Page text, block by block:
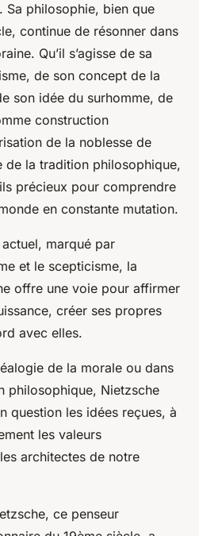
Sa philosophie, bien que
continue de résonner dans
Qu’il s’agisse de sa
de son concept de la
son idée du surhomme, de
construction
de la noblesse de
de la tradition philosophique,
précieux pour comprendre
en constante mutation.
marqué par
et le scepticisme, la
offre une voie pour affirmer
créer ses propres
avec elles.
de la morale ou dans
philosophique, Nietzsche
question les idées reçues, à
les valeurs
architectes de notre
ce penseur